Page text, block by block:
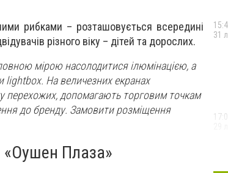
рибками – розташовується всередині
різного віку – дітей та дорослих.
мірою насолодитися ілюмінацією, а
lightbox. На величезних екранах
перехожих, допомагають торговим точкам
до бренду. Замовити розміщення
«Оушен Плаза»
31